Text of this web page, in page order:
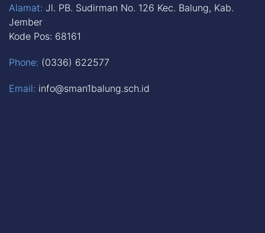
Alamat: Jl. PB. Sudirman No. 126 Kec. Balung, Kab.
Jember
Kode Pos: 68161
Phone: (0336) 622577
Email: info@sman1balung.sch.id